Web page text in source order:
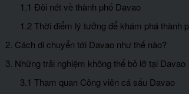
1.1 Đôi nét về thành phố Davao
1.2 Thời điểm lý tưởng để khám phá thành
2. Cách di chuyển tới Davao như thế nào?
3. Những trải nghiệm không thể bỏ lỡ tại Davao
3.1 Tham quan Công viên cá sấu Davao